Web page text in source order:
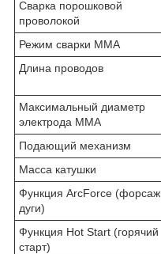
Сварка порошковой
проволокой
Режим сварки ММА
Длина проводов
Максимальный диаметр
электрода MMA
Подающий механизм
Масса катушки
Функция ArcForce (форсаж
дуги)
Функция Hot Start (горячий
старт)